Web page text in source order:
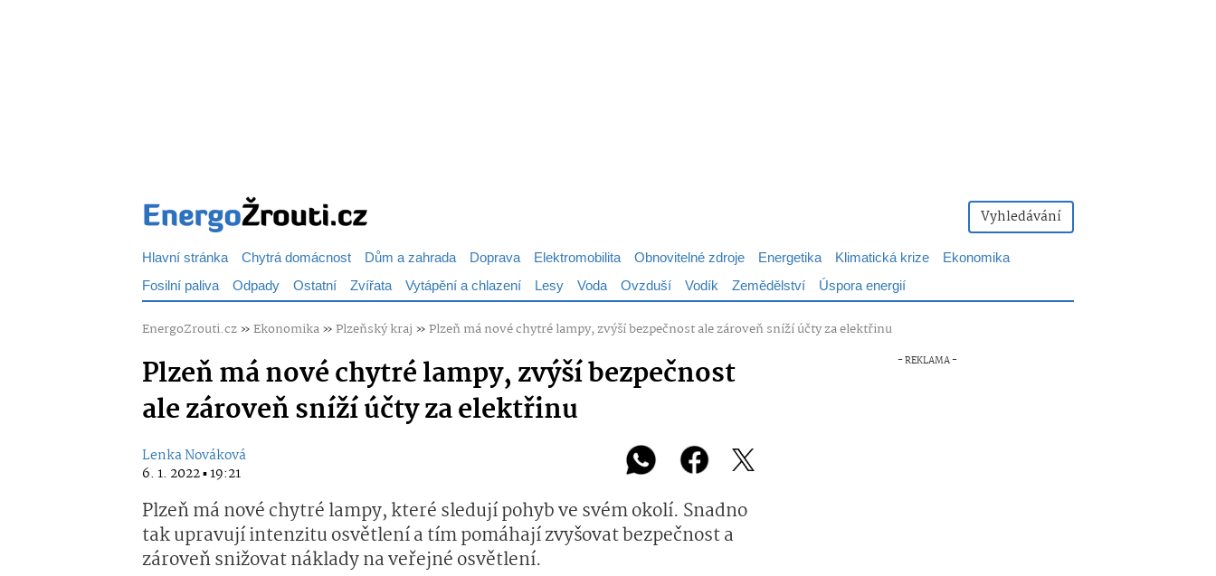
Vyhledávání
Hlavní stránka Chytrá domácnost Dům a zahrada Doprava Elektromobilita Obnovitelné zdroje Energetika Klimatická krize
Ekonomika
Fosilní paliva Odpady Ostatní Zvířata Vytápění a chlazení Lesy Voda Ovzduší Vodík Zemědělství Úspora energií
EnergoZrouti.cz»Ekonomika»Plzeňský kraj »Plzeň má nové chytré lampy, zvýší bezpečnost ale zároveň sníží účty za elektřinu
Plzeň má nové chytré lampy, zvýší bezpečnost
ale zároveň sníží účty za elektřinu
Lenka Nováková
6. 1. 2022 ▪ 19:21
Plzeň má nové chytré lampy, které sledují pohyb ve svém okolí. Snadno
tak upravují intenzitu osvětlení a tím pomáhají zvyšovat bezpečnost a
zároveň snižovat náklady na veřejné osvětlení.